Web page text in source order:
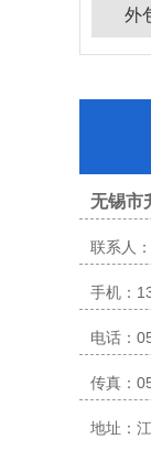
外
无锡市
联系人
手机：
电话：
传真：
地址：